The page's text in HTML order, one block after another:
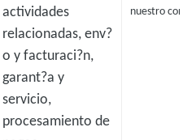
actividades
relacionadas, env?
o y facturaci?n,
garant?a y
servicio,
procesamiento de
nuestro